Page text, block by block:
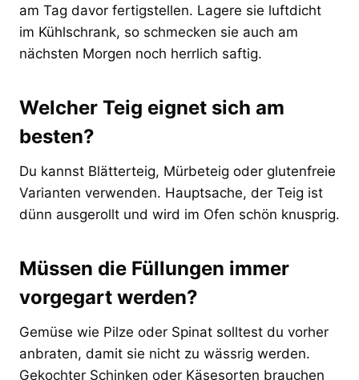
am Tag davor fertigstellen. Lagere sie luftdicht
im Kühlschrank, so schmecken sie auch am
nächsten Morgen noch herrlich saftig.
Welcher Teig eignet sich am
besten?
Du kannst Blätterteig, Mürbeteig oder glutenfreie
Varianten verwenden. Hauptsache, der Teig ist
dünn ausgerollt und wird im Ofen schön knusprig.
Müssen die Füllungen immer
vorgegart werden?
Gemüse wie Pilze oder Spinat solltest du vorher
anbraten, damit sie nicht zu wässrig werden.
Gekochter Schinken oder Käsesorten brauchen